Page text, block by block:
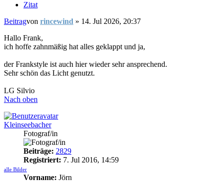
Zitat
Beitragvon rincewind » 14. Jul 2026, 20:37
Hallo Frank,
ich hoffe zahnmäßig hat alles geklappt und ja,
der Frankstyle ist auch hier wieder sehr ansprechend.
Sehr schön das Licht genutzt.
LG Silvio
Nach oben
Kleinseebacher
Fotograf/in
Beiträge: 2829
Registriert: 7. Jul 2016, 14:59
alle Bilder
Vorname: Jörn